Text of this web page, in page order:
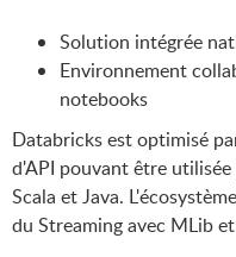
Solution intégrée
Environnement
notebooks
Databricks est optimisé
d'API pouvant être utilisée
Scala et Java.
du Streaming avec MLib